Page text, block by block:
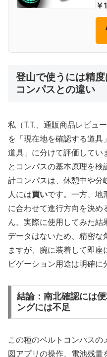
￥
登山で使うには精
コンパスとの違い
私（T.T.、通販商品レビュ
を「現在地を確認する道具
道具」に分けて評価してい
とコンパスの基本原理を
計コンパスは、休憩中や分
人には買いです。一方、地
に合わせて進行方向を決め
ん。実際に使用してみた結
データはないため、精密な
ますが、腕に装着して即
ビゲーション用途は明確に
結論：南北確認には
ングには不足
この種のベルトコンパス
図アプリの操作、電池残